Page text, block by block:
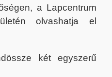
a Lapcentrum
olvashatja el
két egyszerű